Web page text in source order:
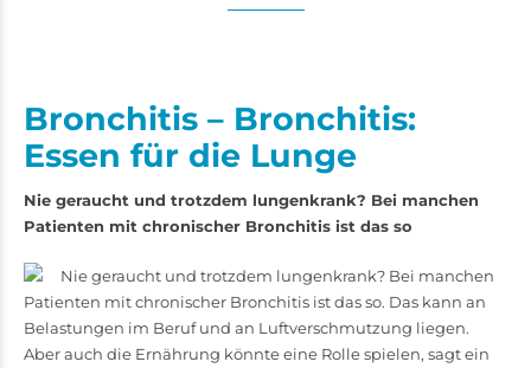
Bronchitis – Bronchitis:
Essen für die Lunge
Nie geraucht und trotzdem lungenkrank? Bei manchen
Patienten mit chronischer Bronchitis ist das so
Nie geraucht und trotzdem lungenkrank? Bei manchen
Patienten mit chronischer Bronchitis ist das so. Das kann an
Belastungen im Beruf und an Luftverschmutzung liegen.
Aber auch die Ernährung könnte eine Rolle spielen, sagt ein